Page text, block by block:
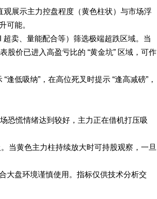
展示主力控盘程度（黄色柱状）与市场浮
可能。
卖、量能配合等）筛选极端超跌区域。当
股价已进入高盈亏比的 “黄金坑” 区域，可作
低吸纳”，在高位死叉时提示 “逢高减磅”，
恐慌情绪达到较好，主力正在借机打压吸
当黄色主力柱持续放大时可持股观察，一旦
大盘环境谨慎使用。指标仅供技术分析交